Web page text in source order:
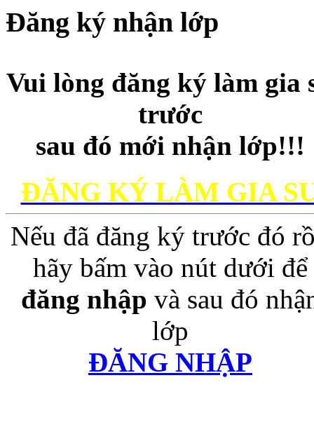
Đăng ký nhận lớp
Vui lòng đăng ký làm gia
trước
sau đó mới nhận lớp!!!
ĐĂNG KÝ LÀM GIA
Nếu đã đăng ký trước đó
hãy bấm vào nút dưới để
đăng nhập và sau đó
lớp
ĐĂNG NHẬP